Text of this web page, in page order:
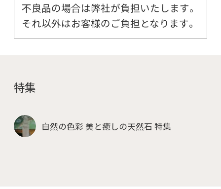
不良品の場合は弊社が負担いたします。
それ以外はお客様のご負担となります。
特集
自然の色彩 美と癒しの天然石 特集